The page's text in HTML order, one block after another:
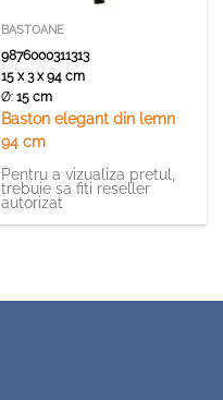
BASTOANE
9876000311313
15 x 3 x 94 cm
Ø:15 cm
Baston elegant din lemn
94 cm
Pentru a vizualiza pretul,
trebuie sa fiti reseller
autorizat